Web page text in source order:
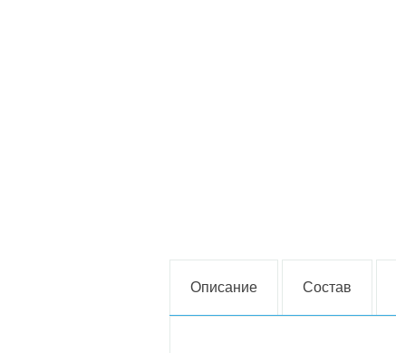
Описание Состав